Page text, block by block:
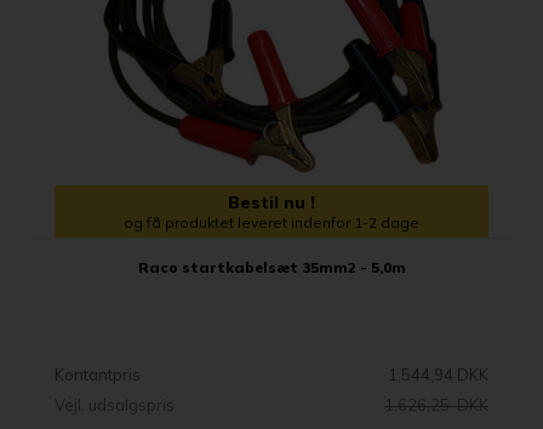
Bestil nu !
og få produktet leveret indenfor 1-2 dage
Raco startkabelsæt 35mm2 - 5,0m
Kontantpris
1.544,94 DKK
Vejl. udsalgspris
1.626,25 DKK